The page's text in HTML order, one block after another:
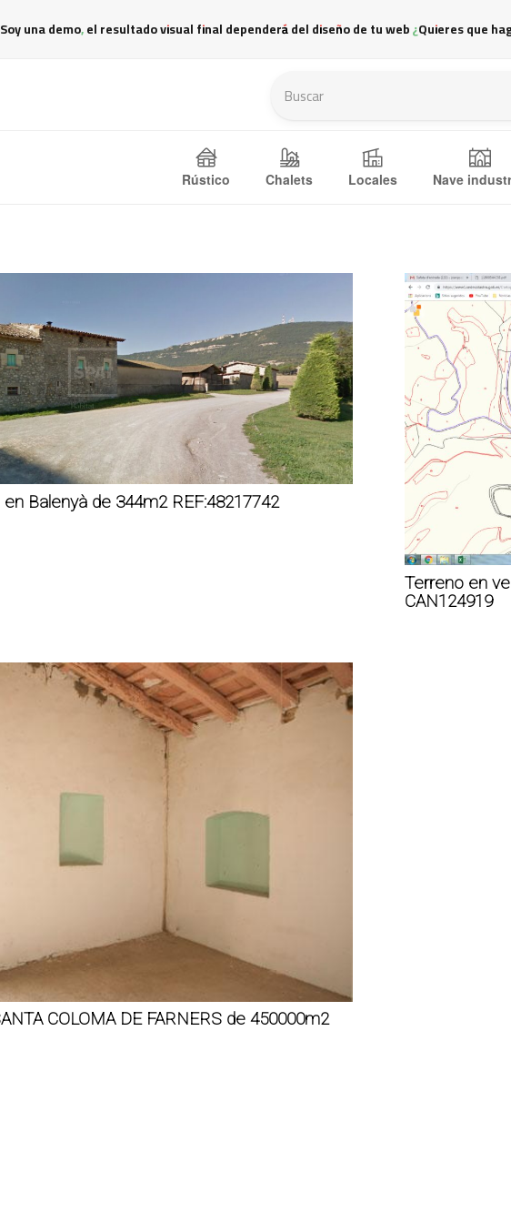
Soy una demo, el resultado visual final dependerá del diseño de tu web ¿Quieres que
Rústico Chalets Locales Nave
Balenyà de 344m2 REF:48217742
Terreno en
CAN124919
COLOMA DE FARNERS de 450000m2